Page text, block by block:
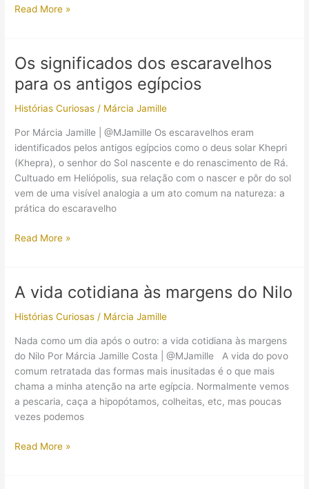
Teste
da
Era
Read More »
Os significados dos escaravelhos
para os antigos egípcios
Histórias Curiosas / Márcia Jamille
Por Márcia Jamille | @MJamille Os escaravelhos eram
identificados pelos antigos egípcios como o deus solar Khepri
(Khepra), o senhor do Sol nascente e do renascimento de Rá.
Cultuado em Heliópolis, sua relação com o nascer e pôr do sol
vem de uma visível analogia a um ato comum na natureza: a
prática do escaravelho
Os
para
os
egípcios
Read More »
A vida cotidiana às margens do Nilo
Histórias Curiosas / Márcia Jamille
Nada como um dia após o outro: a vida cotidiana às margens
do Nilo Por Márcia Jamille Costa | @MJamille A vida do povo
comum retratada das formas mais inusitadas é o que mais
chama a minha atenção na arte egípcia. Normalmente vemos
a pescaria, caça a hipopótamos, colheitas, etc, mas poucas
vezes podemos
A
Read More »